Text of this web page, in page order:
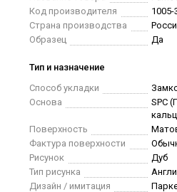
Код производителя
1005-
Страна производства
Образец
Да
Тип и назначение
Способ укладки
Основа
SPC
Поверхность
Фактура поверхности
Рисунок
Дуб
Тип рисунка
Дизайн / имитация